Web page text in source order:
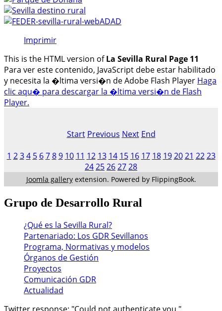
Imprimir
This is the HTML version ofLa Sevilla Rural Page 11
Para ver este contenido, JavaScript debe estar habilitado
y necesita la �ltima versi�n de Adobe Flash Player Haga
clic aqu� para descargar la �ltima versi�n de Flash
Player.
Start Previous Next End
1 2 3 4 5 6 7 8 9 10 11 12 13 14 15 16 17 18 19 20 21 22 23
2425262728
Joomla galleryextension. Powered by FlippingBook.
Grupo de Desarrollo Rural
¿Qué es la Sevilla Rural?
Partenariado: Los GDR Sevillanos
Programa, Normativas y modelos
Órganos de Gestión
Proyectos
Comunicación GDR
Actualidad